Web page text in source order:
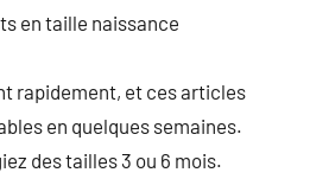
en taille naissance
rapidement, et ces articles
en quelques semaines.
des tailles 3 ou 6 mois.